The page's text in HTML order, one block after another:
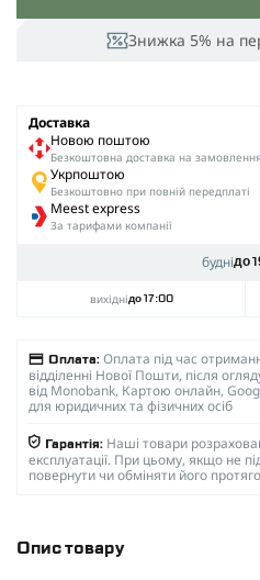
Знижка 5% на
Доставка
Новою поштою
Безкоштовна доставка на
Укрпоштою
Безкоштовно при повній передплаті
Meest express
За тарифами компанії
буднідо
вихіднідо 17:00
Оплата: Оплата під час
відділенні Нової Пошти, після
від Monobank, Картою онлайн,
для юридичних та фізичних осіб
Гарантія: Наші товари
експлуатації. При цьому, якщо не
повернути чи обміняти його
Опис товару